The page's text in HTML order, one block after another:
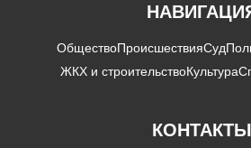
ОбществоПроисшествияСуд
ЖКХ и строительствоКультура
КОНТАКТЫ